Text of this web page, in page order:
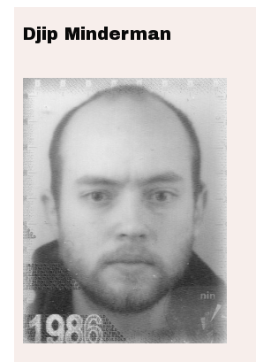
Djip Minderman